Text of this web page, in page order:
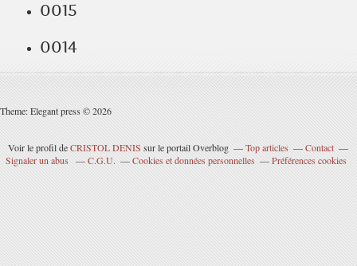
0015
0014
Theme: Elegant press © 2026
Voir le profil deCRISTOL DENIS sur le portail Overblog Top articles
Contact
Signaler un abus
C.G.U. Cookies et données personnelles Préférences cookies